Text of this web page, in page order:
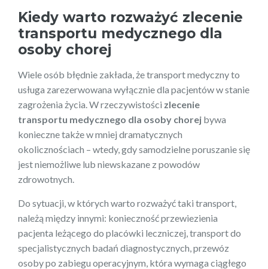
Kiedy warto rozważyć zlecenie
transportu medycznego dla
osoby chorej
Wiele osób błędnie zakłada, że transport medyczny to
usługa zarezerwowana wyłącznie dla pacjentów w stanie
zagrożenia życia. W rzeczywistości zlecenie
transportu medycznego dla osoby chorej bywa
konieczne także w mniej dramatycznych
okolicznościach – wtedy, gdy samodzielne poruszanie się
jest niemożliwe lub niewskazane z powodów
zdrowotnych.
Do sytuacji, w których warto rozważyć taki transport,
należą między innymi: konieczność przewiezienia
pacjenta leżącego do placówki leczniczej, transport do
specjalistycznych badań diagnostycznych, przewóz
osoby po zabiegu operacyjnym, która wymaga ciągłego